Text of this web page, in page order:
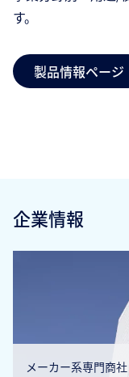
す。
製品情報ページ
企業情報
メーカー系専門商